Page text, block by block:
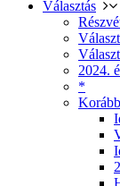
Választás
2024.
*